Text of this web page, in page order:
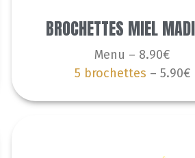
BROCHETTES MIEL
Menu – 8.90€
5 brochettes – 5.90€